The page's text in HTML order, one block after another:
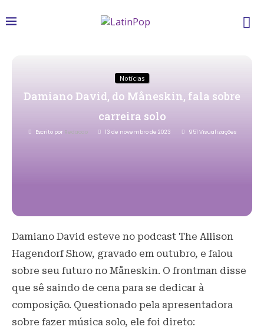
Notícias
Damiano David, do Måneskin, fala sobre
carreira solo
Escrito por Redacao 13 de novembro de 2023 951 Visualizações
Damiano David esteve no podcast The Allison
Hagendorf Show, gravado em outubro, e falou
sobre seu futuro no Måneskin. O frontman disse
que sê saindo de cena para se dedicar à
composição. Questionado pela apresentadora
sobre fazer música solo, ele foi direto: